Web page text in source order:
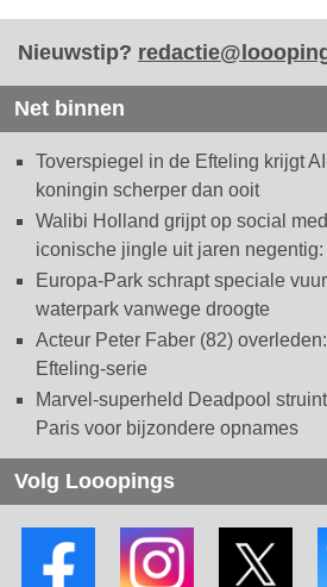
Nieuwstip?
Net binnen
Toverspiegel in de Efteling krijgt
koningin scherper dan ooit
Walibi Holland grijpt op social
iconische jingle uit jaren
Europa-Park schrapt speciale
waterpark vanwege droogte
Acteur Peter Faber (82)
Efteling-serie
Marvel-superheld Deadpool
Paris voor bijzondere opnames
Volg Looopings